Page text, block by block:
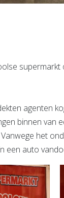
agenten
binnen van
het
een auto